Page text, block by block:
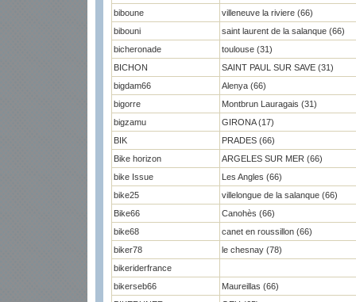
biboune
villeneuve la riviere (66)
bibouni
saint laurent de la salanque (66)
bicheronade
toulouse (31)
BICHON
SAINT PAUL SUR SAVE (31)
bigdam66
Alenya (66)
bigorre
Montbrun Lauragais (31)
bigzamu
GIRONA (17)
BIK
PRADES (66)
Bike horizon
ARGELES SUR MER (66)
bike Issue
Les Angles (66)
bike25
villelongue de la salanque (66)
Bike66
Canohès (66)
bike68
canet en roussillon (66)
biker78
le chesnay (78)
bikeriderfrance
bikerseb66
Maureillas (66)